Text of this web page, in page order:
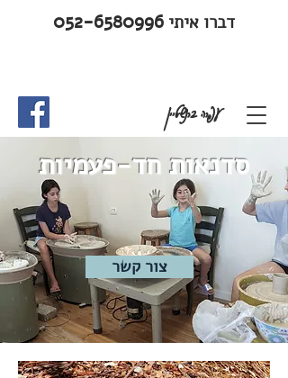
עפרה ברנשטיין
דברו איתי 052-6580996
סדנאות חד-פעמיות
צור קשר